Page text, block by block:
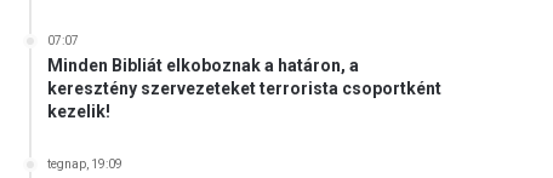
07:07
Minden Bibliát elkoboznak a határon, a
keresztény szervezeteket terrorista csoportként
kezelik!
tegnap, 19:09